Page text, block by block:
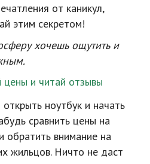
от каникул,
этим секретом!
хочешь ощутить и
и читай отзывы
ноутбук и начать
сравнить цены на
обратить внимание на
жильцов. Ничто не даст